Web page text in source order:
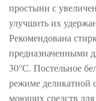
простыни с
улучшить их
Рекомендована
предназначенными
30°С. Постельное
режиме деликатной
моющих средств